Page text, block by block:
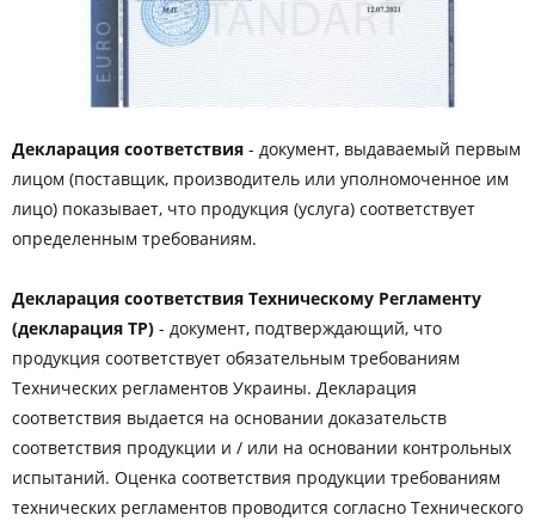
Декларация соответствия - документ, выдаваемый первым
лицом (поставщик, производитель или уполномоченное им
лицо) показывает, что продукция (услуга) соответствует
определенным требованиям.
Декларация соответствия Техническому Регламенту
(декларация ТР) - документ, подтверждающий, что
продукция соответствует обязательным требованиям
Технических регламентов Украины. Декларация
соответствия выдается на основании доказательств
соответствия продукции и / или на основании контрольных
испытаний. Оценка соответствия продукции требованиям
технических регламентов проводится согласно Технического